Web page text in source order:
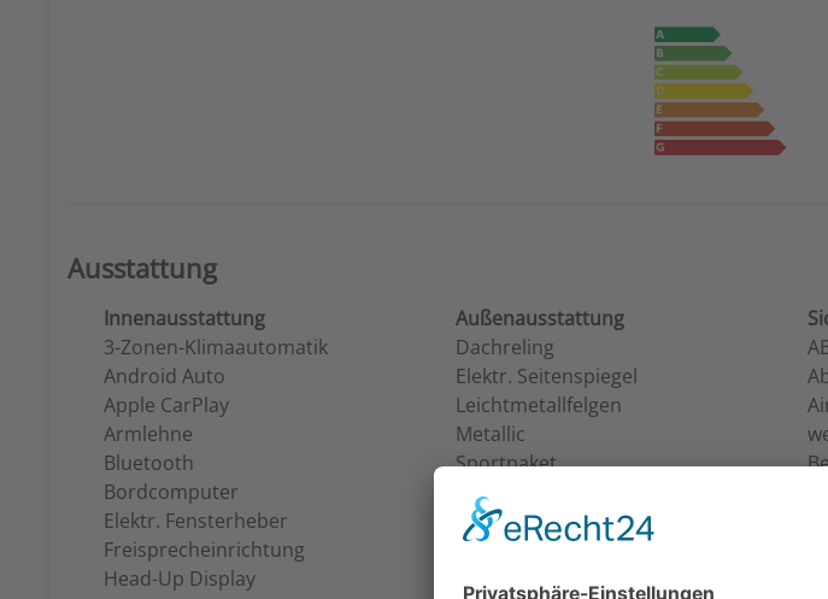
Ausstattung
Innenausstattung
3-Zonen-Klimaautomatik
Android Auto
Apple CarPlay
Armlehne
Bluetooth
Bordcomputer
Elektr. Fensterheber
Freisprecheinrichtung
Head-Up Display
Außenausstattung
Dachreling
Elektr. Seitenspiegel
Leichtmetallfelgen
Metallic
Sportpaket